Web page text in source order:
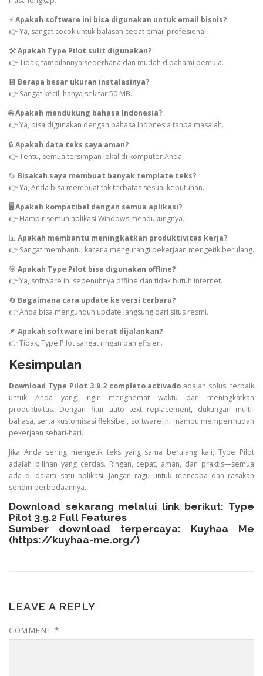
⚡ Apakah software ini bisa digunakan untuk email bisnis?
👉 Ya, sangat cocok untuk balasan cepat email profesional.
🛠️Apakah Type Pilot sulit digunakan?
👉 Tidak, tampilannya sederhana dan mudah dipahami pemula.
💾 Berapa besar ukuran instalasinya?
👉 Sangat kecil, hanya sekitar 50 MB.
🌐Apakah mendukung bahasa Indonesia?
👉 Ya, bisa digunakan dengan bahasa Indonesia tanpa masalah.
🔒 Apakah data teks saya aman?
👉 Tentu, semua tersimpan lokal di komputer Anda.
📂 Bisakah saya membuat banyak template teks?
👉 Ya, Anda bisa membuat tak terbatas sesuai kebutuhan.
🖥️Apakah kompatibel dengan semua aplikasi?
👉 Hampir semua aplikasi Windows mendukungnya.
📊 Apakah membantu meningkatkan produktivitas kerja?
👉 Sangat membantu, karena mengurangi pekerjaan mengetik berulang.
🎯 Apakah Type Pilot bisa digunakan offline?
👉 Ya, software ini sepenuhnya offline dan tidak butuh internet.
🔄 Bagaimana cara update ke versi terbaru?
👉 Anda bisa mengunduh update langsung dari situs resmi.
🪶 Apakah software ini berat dijalankan?
👉 Tidak, Type Pilot sangat ringan dan efisien.
Kesimpulan
Download Type Pilot 3.9.2 completo activado adalah solusi terbaik
untuk Anda yang ingin menghemat waktu dan meningkatkan
produktivitas. Dengan fitur auto text replacement, dukungan multi-
bahasa, serta kustomisasi fleksibel, software ini mampu mempermudah
pekerjaan sehari-hari.
Jika Anda sering mengetik teks yang sama berulang kali, Type Pilot
adalah pilihan yang cerdas. Ringan, cepat, aman, dan praktis—semua
ada di dalam satu aplikasi. Jangan ragu untuk mencoba dan rasakan
sendiri perbedaannya.
Download sekarang melalui link berikut: Type
Pilot 3.9.2 Full Features
Sumber download terpercaya: Kuyhaa Me
(https://kuyhaa-me.org/)
LEAVE A REPLY
COMMENT *